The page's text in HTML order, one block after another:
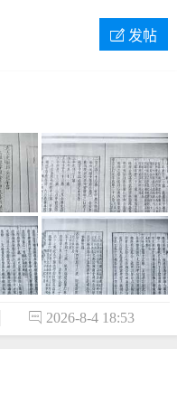
 发帖
 2026-8-4 18:53